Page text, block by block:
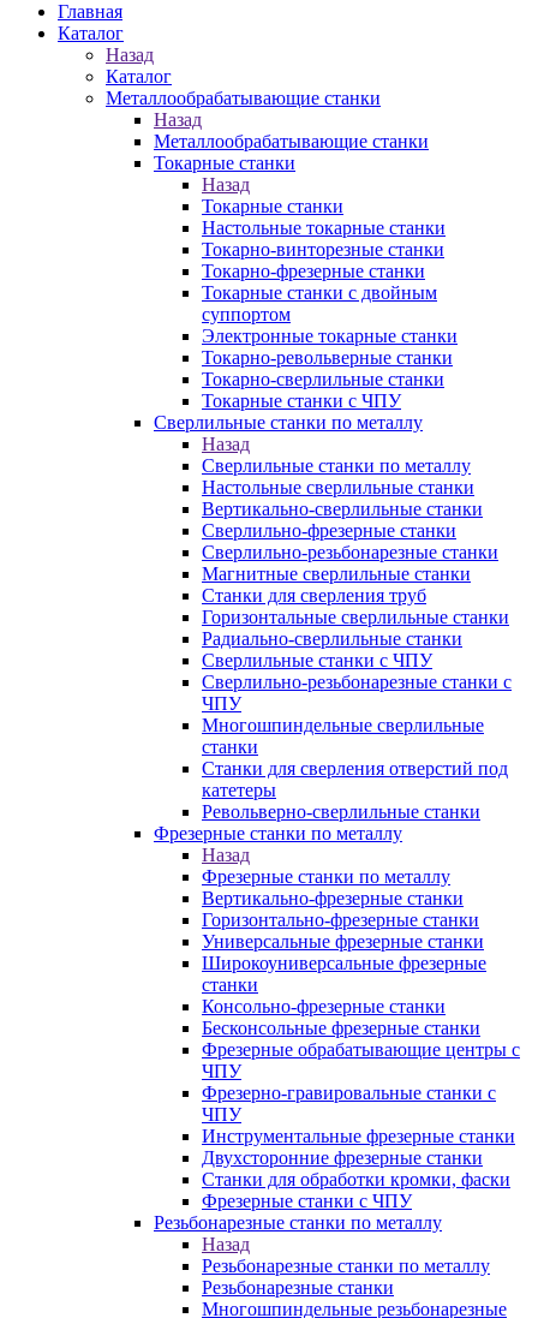
Главная
Каталог
Назад
Каталог
Металлообрабатывающие станки
Назад
Металлообрабатывающие станки
Токарные станки
Назад
Токарные станки
Настольные токарные станки
Токарно-винторезные станки
Токарно-фрезерные станки
Токарные станки с двойным
суппортом
Электронные токарные станки
Токарно-револьверные станки
Токарно-сверлильные станки
Токарные станки с ЧПУ
Сверлильные станки по металлу
Назад
Сверлильные станки по металлу
Настольные сверлильные станки
Вертикально-сверлильные станки
Сверлильно-фрезерные станки
Сверлильно-резьбонарезные станки
Магнитные сверлильные станки
Станки для сверления труб
Горизонтальные сверлильные станки
Радиально-сверлильные станки
Сверлильные станки с ЧПУ
Сверлильно-резьбонарезные станки с
ЧПУ
Многошпиндельные сверлильные
станки
Станки для сверления отверстий под
катетеры
Револьверно-сверлильные станки
Фрезерные станки по металлу
Назад
Фрезерные станки по металлу
Вертикально-фрезерные станки
Горизонтально-фрезерные станки
Универсальные фрезерные станки
Широкоуниверсальные фрезерные
станки
Консольно-фрезерные станки
Бесконсольные фрезерные станки
Фрезерные обрабатывающие центры с
ЧПУ
Фрезерно-гравировальные станки с
ЧПУ
Инструментальные фрезерные станки
Двухсторонние фрезерные станки
Станки для обработки кромки, фаски
Фрезерные станки с ЧПУ
Резьбонарезные станки по металлу
Назад
Резьбонарезные станки по металлу
Резьбонарезные станки
Многошпиндельные резьбонарезные